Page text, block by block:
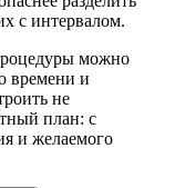
с интервалом.
можно
времени и
не
план: с
и желаемого